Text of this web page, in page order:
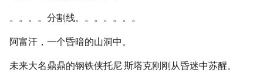
。。。。分割线。。。。。。。
阿富汗，一个昏暗的山洞中。
未来大名鼎鼎的钢铁侠托尼·斯塔克刚刚从昏迷中苏醒。